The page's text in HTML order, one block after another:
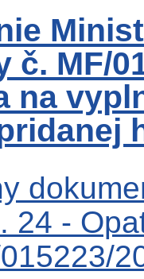
č. MF/
na
24 -